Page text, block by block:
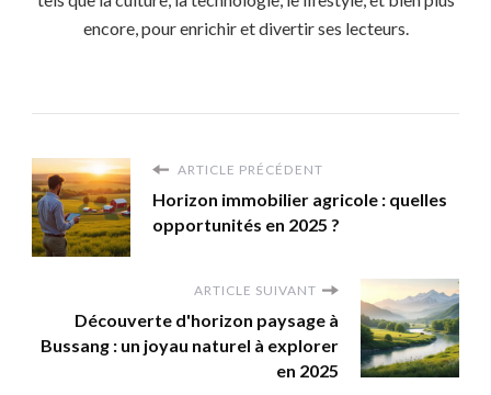
encore, pour enrichir et divertir ses lecteurs.
ARTICLE PRÉCÉDENT
Horizon immobilier agricole : quelles
opportunités en 2025 ?
ARTICLE SUIVANT
Découverte d'horizon paysage à
Bussang : un joyau naturel à explorer
en 2025